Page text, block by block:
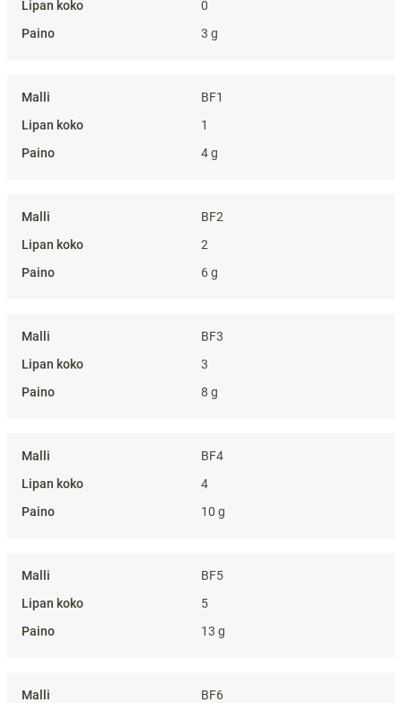
0
3 g
BF1
1
4 g
BF2
2
6 g
BF3
3
8 g
BF4
4
10 g
BF5
5
13 g
BF6